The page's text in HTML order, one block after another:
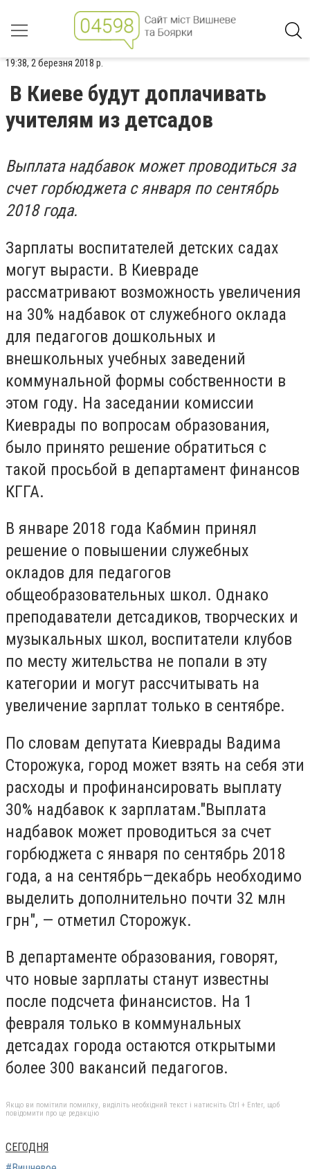
19:38, 2 березня 2018 р.
В Киеве будут доплачивать
учителям из детсадов
Выплата надбавок может проводиться за
счет горбюджета с января по сентябрь
2018 года.
Зарплаты воспитателей детских садах
могут вырасти. В Киевраде
рассматривают возможность увеличения
на 30% надбавок от служебного оклада
для педагогов дошкольных и
внешкольных учебных заведений
коммунальной формы собственности в
этом году. На заседании комиссии
Киеврады по вопросам образования,
было принято решение обратиться с
такой просьбой в департамент финансов
КГГА.
В январе 2018 года Кабмин принял
решение о повышении служебных
окладов для педагогов
общеобразовательных школ. Однако
преподаватели детсадиков, творческих и
музыкальных школ, воспитатели клубов
по месту жительства не попали в эту
категории и могут рассчитывать на
увеличение зарплат только в сентябре.
По словам депутата Киеврады Вадима
Сторожука, город может взять на себя эти
расходы и профинансировать выплату
30% надбавок к зарплатам."Выплата
надбавок может проводиться за счет
горбюджета с января по сентябрь 2018
года, а на сентябрь—декабрь необходимо
выделить дополнительно почти 32 млн
грн", — отметил Сторожук.
В департаменте образования, говорят,
что новые зарплаты станут известны
после подсчета финансистов. На 1
февраля только в коммунальных
детсадах города остаются открытыми
более 300 вакансий педагогов.
Якщо ви помітили помилку, виділіть необхідний текст і натисніть Ctrl + Enter, щоб
повідомити про це редакцію
СЕГОДНЯ